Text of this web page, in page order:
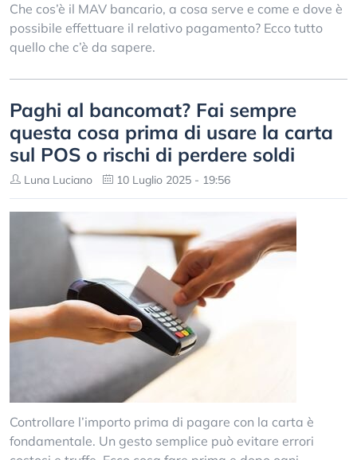
Che cos’è il MAV bancario, a cosa serve e come e dove è
possibile effettuare il relativo pagamento? Ecco tutto
quello che c’è da sapere.
Paghi al bancomat? Fai sempre
questa cosa prima di usare la carta
sul POS o rischi di perdere soldi
Luna Luciano 10 Luglio 2025 - 19:56
Controllare l’importo prima di pagare con la carta è
fondamentale. Un gesto semplice può evitare errori